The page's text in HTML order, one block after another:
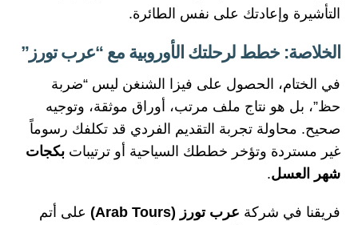
التأشيرة وإعادتك على نفس الطائرة.
الخلاصة: خطط لرحلتك الأوروبية مع “عرب تورز”
في الختام، الحصول على فيزا الشنغن ليس “ضربة
حظ”، بل هو نتاج ملف مرتب، أوراق موثقة، وتوجيه
صحيح. محاولة تجربة التقديم الفردي قد تكلفك رسوماً
غير مستردة وتؤخر خططك السياحية أو ترتيباتبكجات
شهر العسل.
فريقنا في شركة عرب تورز (Arab Tours)
على أتم